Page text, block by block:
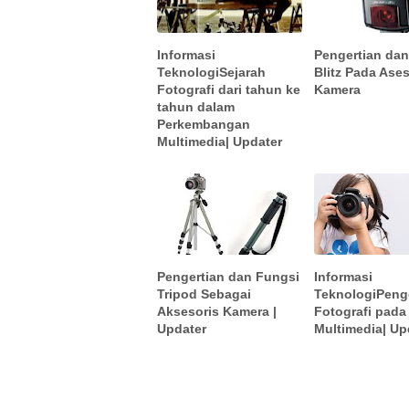
Informasi
TeknologiSejarah
Fotografi dari tahun ke
tahun dalam
Perkembangan
Multimedia| Updater
Pengertian
Blitz Pada
Kamera
Pengertian dan Fungsi
Tripod Sebagai
Aksesoris Kamera |
Updater
Informasi
Fotografi pada
Multimedia|